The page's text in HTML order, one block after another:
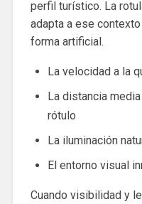
perfil turístico. La
adapta a ese
forma artificial.
La velocidad a la
La distancia
rótulo
La iluminación
El entorno visual
Cuando visibilidad y